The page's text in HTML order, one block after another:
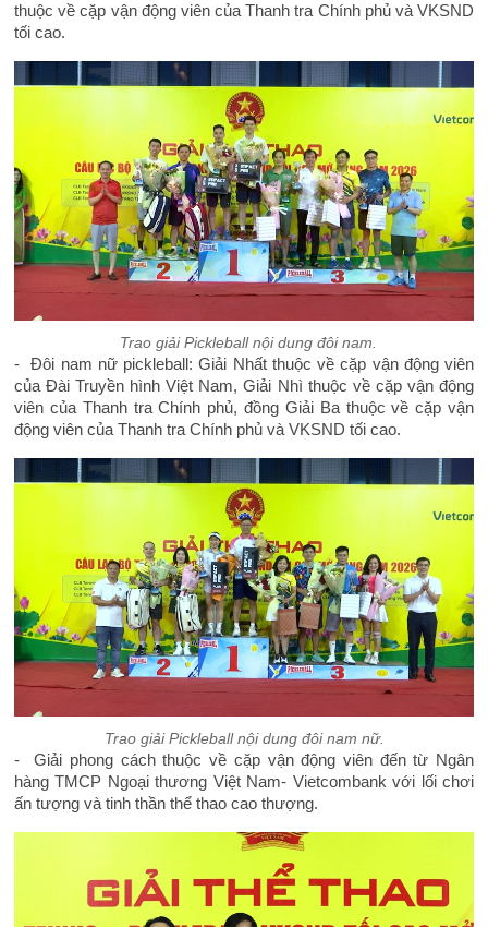
thuộc về cặp vận động viên của Thanh tra Chính phủ và VKSND
tối cao.
Trao giải Pickleball nội dung đôi nam.
- Đôi nam nữ pickleball: Giải Nhất thuộc về cặp vận động viên
của Đài Truyền hình Việt Nam, Giải Nhì thuộc về cặp vận động
viên của Thanh tra Chính phủ, đồng Giải Ba thuộc về cặp vận
động viên của Thanh tra Chính phủ và VKSND tối cao.
Trao giải Pickleball nội dung đôi nam nữ.
- Giải phong cách thuộc về cặp vận động viên đến từ Ngân
hàng TMCP Ngoại thương Việt Nam- Vietcombank với lối chơi
ấn tượng và tinh thần thể thao cao thượng.